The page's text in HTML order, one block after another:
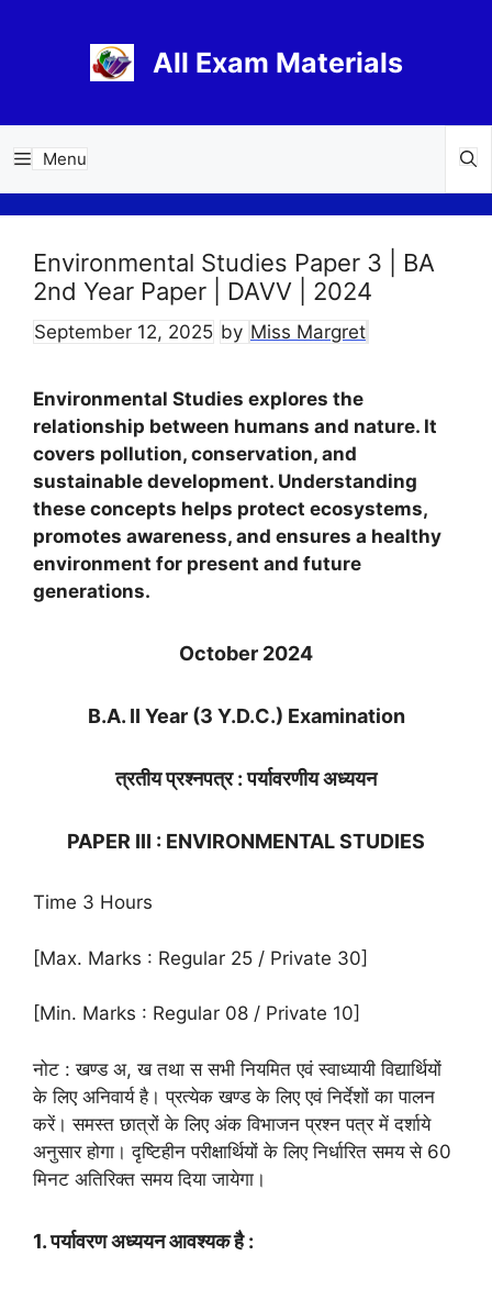
All Exam Materials
Menu
Environmental Studies Paper 3 | BA
2nd Year Paper | DAVV | 2024
September 12, 2025 by Miss Margret
Environmental Studies explores the
relationship between humans and nature. It
covers pollution, conservation, and
sustainable development. Understanding
these concepts helps protect ecosystems,
promotes awareness, and ensures a healthy
environment for present and future
generations.
October 2024
B.A. II Year (3 Y.D.C.) Examination
त्रतीय प्रश्नपत्र : पर्यावरणीय अध्ययन
PAPER III : ENVIRONMENTAL STUDIES
Time 3 Hours
[Max. Marks : Regular 25 / Private 30]
[Min. Marks : Regular 08 / Private 10]
नोट : खण्ड अ, ख तथा स सभी नियमित एवं स्वाध्यायी विद्यार्थियों
के लिए अनिवार्य है। प्रत्येक खण्ड के लिए एवं निर्देशों का पालन
करें। समस्त छात्रों के लिए अंक विभाजन प्रश्न पत्र में दर्शाये
अनुसार होगा। दृष्टिहीन परीक्षार्थियों के लिए निर्धारित समय से 60
मिनट अतिरिक्त समय दिया जायेगा।
1. पर्यावरण अध्ययन आवश्यक है :